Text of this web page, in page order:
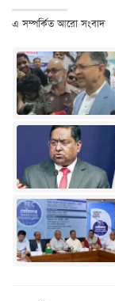
এ সম্পর্কিত আরো সংবাদ